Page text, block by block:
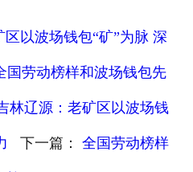
以波场钱包“矿”为脉 深
国劳动榜样和波场钱包先
林辽源：老矿区以波场钱
下一篇： 全国劳动榜样